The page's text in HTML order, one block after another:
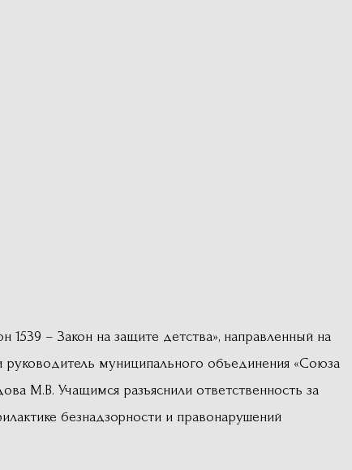
– Закон на защите детства», направленный на
муниципального объединения «Союза
М.В. Учащимся разъяснили ответственность за
безнадзорности и правонарушений